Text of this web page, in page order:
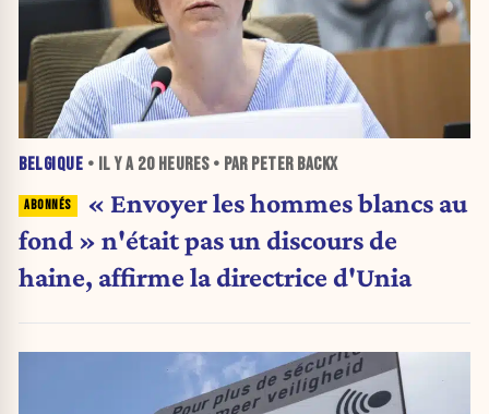
BELGIQUE • IL Y A 20 HEURES• PAR PETER BACKX
« Envoyer les hommes blancs au
fond » n'était pas un discours de
haine, affirme la directrice d'Unia